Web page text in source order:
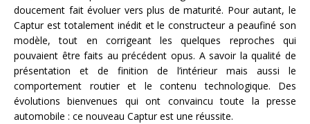
doucement fait évoluer vers plus de maturité. Pour autant, le
Captur est totalement inédit et le constructeur a peaufiné son
modèle, tout en corrigeant les quelques reproches qui
pouvaient être faits au précédent opus. A savoir la qualité de
présentation et de finition de l’intérieur mais aussi le
comportement routier et le contenu technologique. Des
évolutions bienvenues qui ont convaincu toute la presse
automobile : ce nouveau Captur est une réussite.